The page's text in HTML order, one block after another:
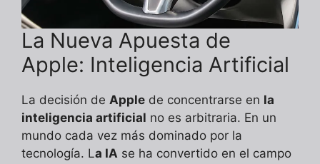
La Nueva Apuesta de
Apple: Inteligencia Artificial
La decisión de Apple de concentrarse en la
inteligencia artificial no es arbitraria. En un
mundo cada vez más dominado por la
tecnología. La IA se ha convertido en el campo